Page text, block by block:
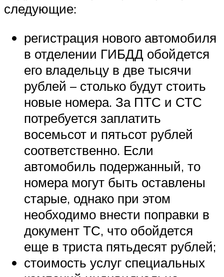
следующие:
регистрация нового автомобиля
в отделении ГИБДД обойдется
его владельцу в две тысячи
рублей – столько будут стоить
новые номера. За ПТС и СТС
потребуется заплатить
восемьсот и пятьсот рублей
соответственно. Если
автомобиль подержанный, то
номера могут быть оставлены
старые, однако при этом
необходимо внести поправки в
документ ТС, что обойдется
еще в триста пятьдесят рублей;
стоимость услуг специальных